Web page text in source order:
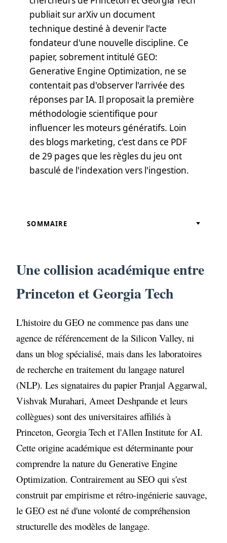
publiait sur arXiv un document
technique destiné à devenir l'acte
fondateur d'une nouvelle discipline. Ce
papier, sobrement intitulé GEO:
Generative Engine Optimization, ne se
contentait pas d'observer l'arrivée des
réponses par IA. Il proposait la première
méthodologie scientifique pour
influencer les moteurs génératifs. Loin
des blogs marketing, c'est dans ce PDF
de 29 pages que les règles du jeu ont
basculé de l'indexation vers l'ingestion.
SOMMAIRE
GEO-Bench ou la mesure scientifique de
testées
De l'observation à la manipulation
cognitive
Sources de référence
Une collision académique entre
Princeton et Georgia Tech
L'histoire du GEO ne commence pas dans une
agence de référencement de la Silicon Valley, ni
dans un blog spécialisé, mais dans les laboratoires
de recherche en traitement du langage naturel
(NLP). Les signataires du papier Pranjal Aggarwal,
Vishvak Murahari, Ameet Deshpande et leurs
collègues) sont des universitaires affiliés à
Princeton, Georgia Tech et l'Allen Institute for AI.
Cette origine académique est déterminante pour
comprendre la nature du Generative Engine
Optimization. Contrairement au SEO qui s'est
construit par empirisme et rétro-ingénierie sauvage,
le GEO est né d'une volonté de compréhension
structurelle des modèles de langage.